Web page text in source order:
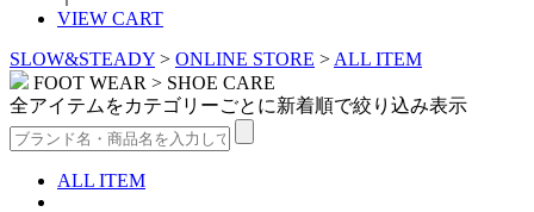
VIEW CART
SLOW&STEADY > ONLINE STORE > ALL ITEM
FOOT WEAR > SHOE CARE
全アイテムをカテゴリーごとに新着順で絞り込み表示
ALL ITEM